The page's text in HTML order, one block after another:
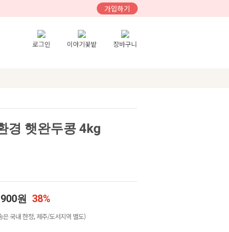
가입하기
로그인 이야기꽃밭 장바구니
경 햇완두콩 4kg
원 38%
은 국내 한정, 제주/도서지역 별도)